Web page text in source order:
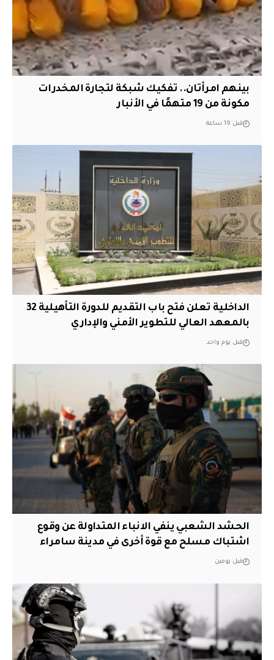
بينهم امرأتان.. تفكيك شبكة لتجارة المخدرات
مكونة من 19 متهمًا في الأنبار
قبل 19 ساعة
الداخلية تعلن فتح باب التقديم للدورة التأهيلية 32
بالمعهد العالي للتطوير الأمني والإداري
قبل يوم واحد
الحشد الشعبي ينفي الانباء المتداولة عن وقوع
اشتباك مسلح مع قوة أخرى في مدينة سامراء
قبل يومين